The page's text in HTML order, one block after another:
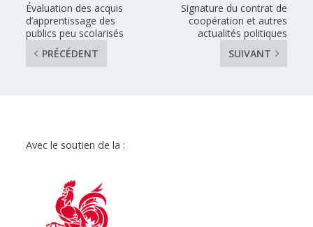
Évaluation des acquis
d’apprentissage des
publics peu scolarisés
PRÉCÉDENT
Signature du contrat de
coopération et autres
actualités politiques
SUIVANT
Avec le soutien de la :